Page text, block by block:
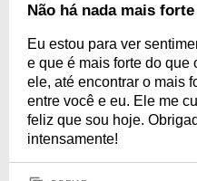
Não há nada mais
Eu estou para ver
e que é mais forte do que
ele, até encontrar o mais
entre você e eu. Ele me
feliz que sou hoje.
intensamente!